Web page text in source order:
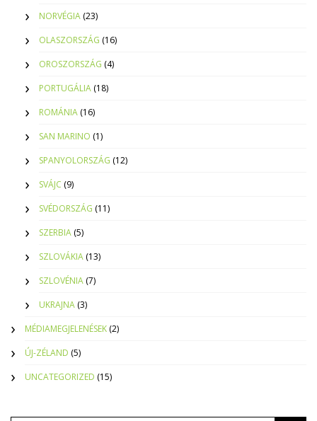
NORVÉGIA (23)
OLASZORSZÁG (16)
OROSZORSZÁG (4)
PORTUGÁLIA (18)
ROMÁNIA (16)
SAN MARINO (1)
SPANYOLORSZÁG (12)
SVÁJC (9)
SVÉDORSZÁG (11)
SZERBIA (5)
SZLOVÁKIA (13)
SZLOVÉNIA (7)
UKRAJNA (3)
MÉDIAMEGJELENÉSEK (2)
ÚJ-ZÉLAND (5)
UNCATEGORIZED (15)